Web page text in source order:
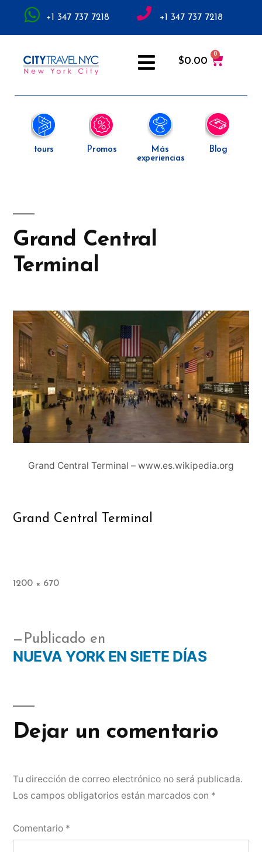
+1 347 737 7218 +1 347 737 7218
$0.00
tours Promos
Más
experiencias
Blog
Grand Central
Terminal
Grand Central Terminal – www.es.wikipedia.org
Grand Central Terminal
1200 × 670
Publicado en
NUEVA YORK EN SIETE DÍAS
Dejar un comentario
Tu dirección de correo electrónico no será publicada.
Los campos obligatorios están marcados con *
Comentario *